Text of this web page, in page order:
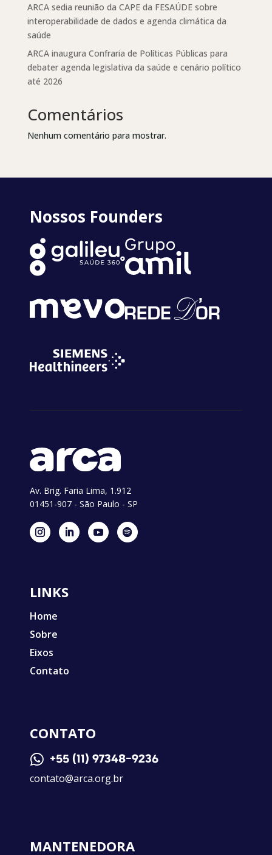
ARCA sedia reunião da CAPE da FESAÚDE sobre
interoperabilidade de dados e agenda climática da
saúde
ARCA inaugura Confraria de Políticas Públicas para
debater agenda legislativa da saúde e cenário político
até 2026
Comentários
Nenhum comentário para mostrar.
Nossos Founders
Av. Brig. Faria Lima, 1.912
01451-907 - São Paulo - SP
LINKS
Home
Sobre
Eixos
Contato
CONTATO
 +55 (11) 97348-9236
contato@arca.org.br
MANTENEDORA